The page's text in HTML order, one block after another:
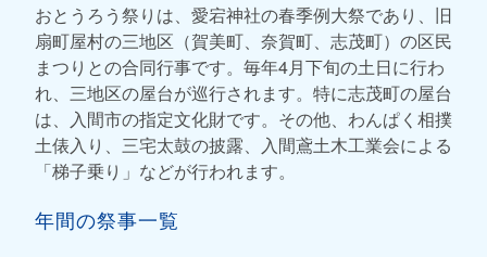
おとうろう祭りは、愛宕神社の春季例大祭であり、旧
扇町屋村の三地区（賀美町、奈賀町、志茂町）の区民
まつりとの合同行事です。毎年4月下旬の土日に行わ
れ、三地区の屋台が巡行されます。特に志茂町の屋台
は、入間市の指定文化財です。その他、わんぱく相撲
土俵入り、三宅太鼓の披露、入間鳶土木工業会による
「梯子乗り」などが行われます。
年間の祭事一覧